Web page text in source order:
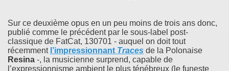
Sur ce deuxième opus en un peu moins de trois ans donc,
publié comme le précédent par le sous-label post-
classique de FatCat, 130701 - auquel on doit tout
récemment l’impressionnant Traces de la Polonaise
Resina -, la musicienne surprend, capable de
l’expressionnisme ambient le plus ténébreux (le funeste